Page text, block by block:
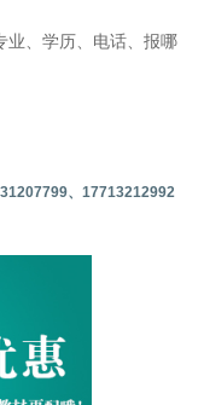
业、学历、电话、报哪
、17713212992